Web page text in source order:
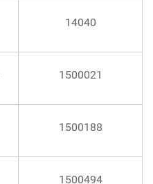
14040
1500021
1500188
1500494